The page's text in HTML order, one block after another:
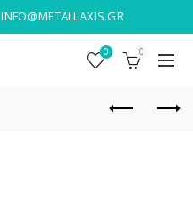
INFO@METALLAXIS.GR
0 0